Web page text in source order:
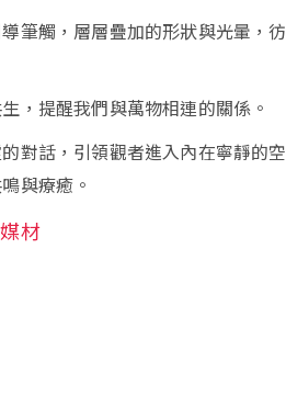
筆觸，層層疊加的形狀與光暈，彷
，提醒我們與萬物相連的關係。
對話，引領觀者進入內在寧靜的空
與療癒。
材